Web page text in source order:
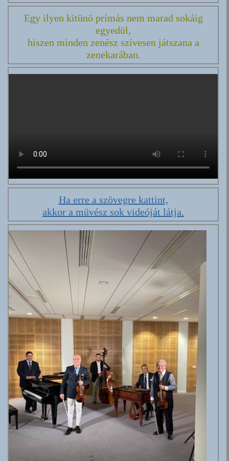
Egy ilyen kitünö prímás nem marad sokáig
egyedül,
hiszen minden zenész szívesen játszana a
zenekarában.
Ha erre a szövegre kattint,
akkor a müvész sok videóját látja.